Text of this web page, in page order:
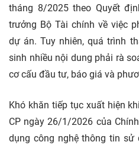
tháng 8/2025 theo Quyết
trưởng Bộ Tài chính về việc
dự án. Tuy nhiên, quá trình
sinh nhiều nội dung phải rà
cơ cấu đầu tư, báo giá và
Khó khăn tiếp tục xuất hiện
CP ngày 26/1/2026 của
dụng công nghệ thông tin sử